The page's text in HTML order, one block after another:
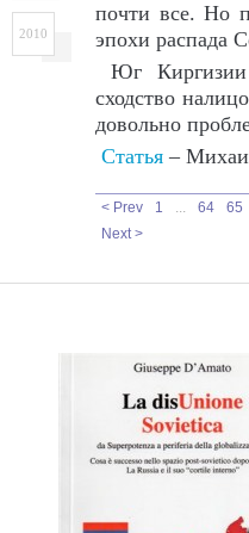
2010
почти все. Но
эпохи распада
Юг Киргизии
сходство
довольно
Статья –
< Prev 1 ... 64 65
Next >